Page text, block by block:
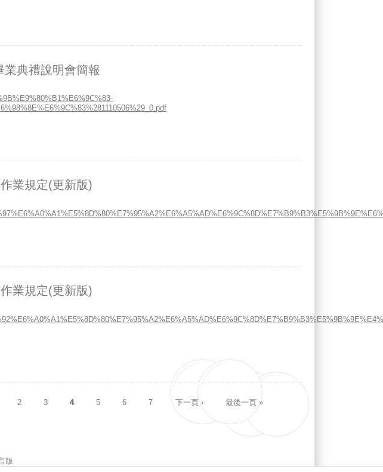
典禮說明會簡報
業規定(更新版)
業規定(更新版)
2 3 4 5 6 7 下一頁 › 最後一頁 »
版